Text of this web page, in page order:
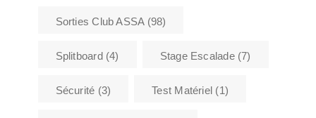
Sorties Club ASSA(98)
Splitboard(4) Stage Escalade(7)
Sécurité (3) Test Matériel (1)